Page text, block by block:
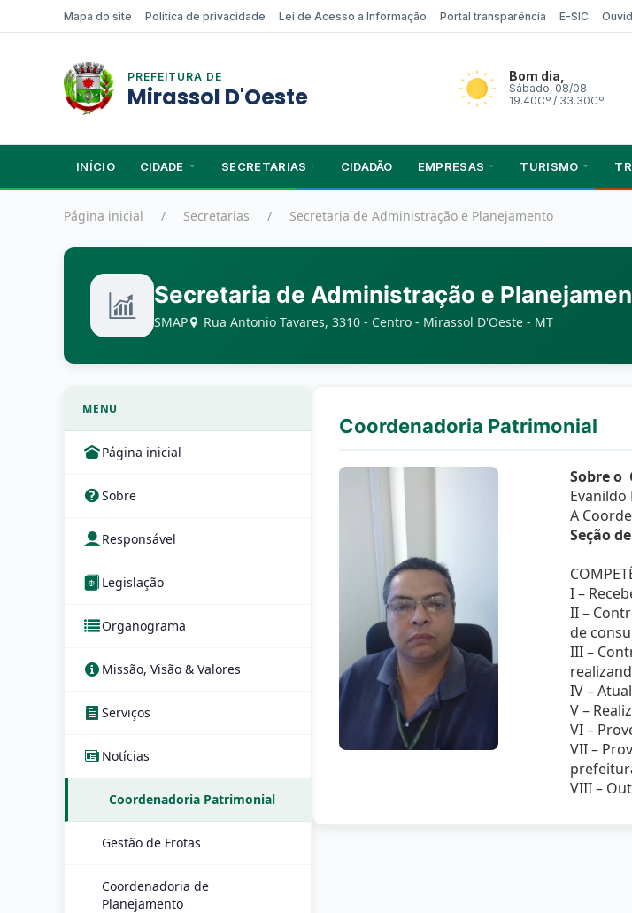
Mapa do site Política de privacidade Lei de Acesso a Informação Portal transparência E-SIC
PREFEITURA DE
Mirassol D'Oeste
Bom dia,
Sábado, 08/08
19.40Cº / 33.30Cº
INÍCIO CIDADE SECRETARIAS CIDADÃO EMPRESAS TURISMO
Página inicial Secretarias Secretaria de Administração e Planejamento
Secretaria de Administração e
SMAP Rua Antonio Tavares, 3310 - Centro - Mirassol D'Oeste - MT
MENU
Página inicial
Sobre
Responsável
Legislação
Organograma
Missão, Visão & Valores
Serviços
Notícias
Coordenadoria Patrimonial
Gestão de Frotas
Coordenadoria de
Planejamento
Coordenadoria Patrimonial
Sobre o
Evanildo
A
Seção
I –
II –
de
III –
IV –
V –
VI –
VII –
VIII –